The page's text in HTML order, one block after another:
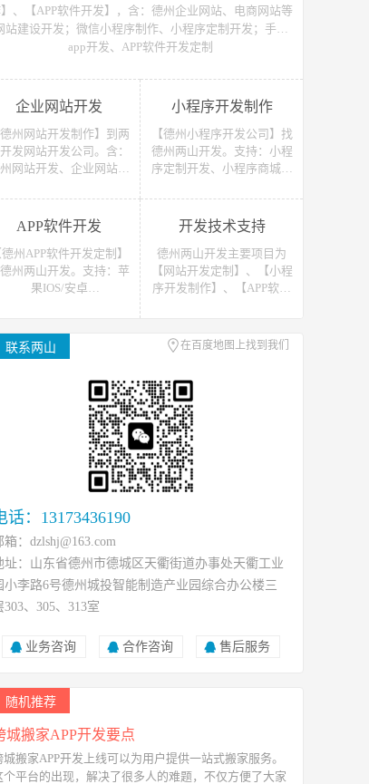
、【APP软件开发】，含：德州企业网站、电商网站等
站建设开发；微信小程序制作、小程序定制开发；手机
app开发、APP软件开发定制
企业网站开发
德州网站开发制作】到两
发网站开发公司。含：
网站开发、企业网站开
站开发、网上商城网站
发、网站建设开发等，网
站开发报价请联系我们
小程序开发制作
【德州小程序开发公司】找
德州两山开发。支持：小程
序定制开发、小程序商城开
音）小程序开发制作。获取
小程序开发教程、小程序开
发报价请联系我们
APP软件开发
德州APP软件开发定制】
州两山开发。支持：苹
果IOS/安卓
、API开发、H5单页等
动终端软件开发产品定
开发技术支持
德州两山开发主要项目为
【网站开发定制】、【小程
序开发制作】、【APP软件
发技术支援，可接如上相关
类数据、开发、运维、托管
联系两山 在百度地图上找到我们
话：13173436190
箱：dzlshj@163.com
址：山东省德州市德城区天衢街道办事处天衢工业
小李路6号德州城投智能制造产业园综合办公楼三
303、305、313室
业务咨询 合作咨询 售后服务
随机推荐
城搬家APP开发要点
城搬家APP开发上线可以为用户提供一站式搬家服务。
个平台的出现，解决了很多人的难题，不仅方便了大家